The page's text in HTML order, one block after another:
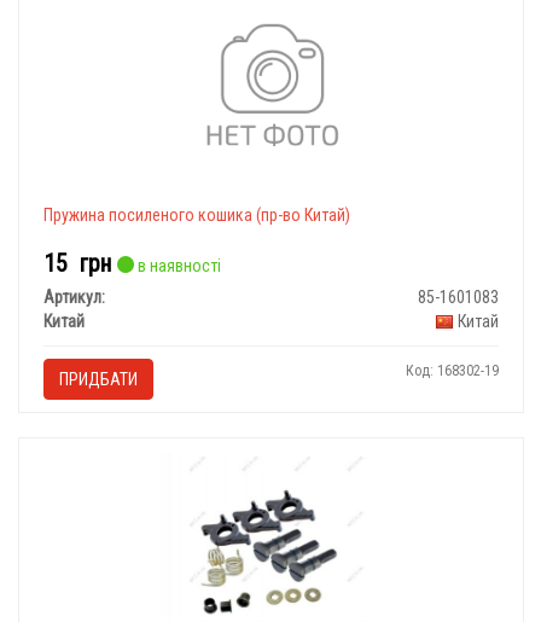
Пружина посиленого кошика (пр-во Китай)
15 грн
в наявності
Артикул:
85-1601083
Китай
Китай
ПРИДБАТИ Код: 168302-19